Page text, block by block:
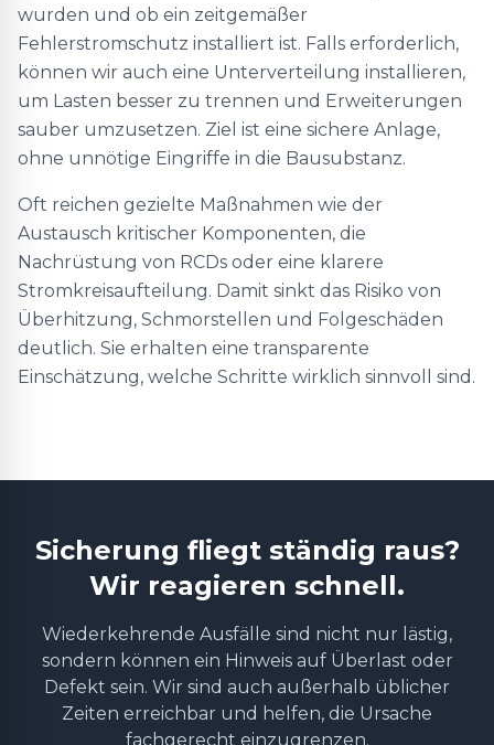
wurden und ob ein zeitgemäßer
Fehlerstromschutz installiert ist. Falls erforderlich,
können wir auch eine Unterverteilung installieren,
um Lasten besser zu trennen und Erweiterungen
sauber umzusetzen. Ziel ist eine sichere Anlage,
ohne unnötige Eingriffe in die Bausubstanz.
Oft reichen gezielte Maßnahmen wie der
Austausch kritischer Komponenten, die
Nachrüstung von RCDs oder eine klarere
Stromkreisaufteilung. Damit sinkt das Risiko von
Überhitzung, Schmorstellen und Folgeschäden
deutlich. Sie erhalten eine transparente
Einschätzung, welche Schritte wirklich sinnvoll sind.
Sicherung fliegt ständig raus?
Wir reagieren schnell.
Wiederkehrende Ausfälle sind nicht nur lästig,
sondern können ein Hinweis auf Überlast oder
Defekt sein. Wir sind auch außerhalb üblicher
Zeiten erreichbar und helfen, die Ursache
fachgerecht einzugrenzen.